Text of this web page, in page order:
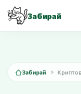
Забирай
Забирай